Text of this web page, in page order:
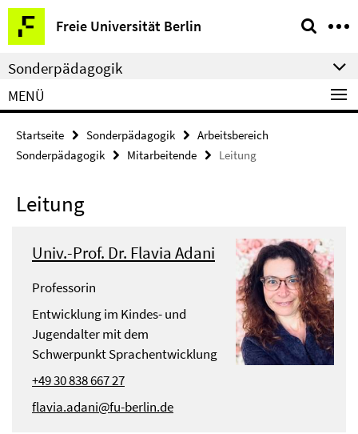
Springe
direkt
zu
Inhalt
Freie Universität Berlin
Service-
Navigation
Sonderpädagogik
MENÜ
Startseite Sonderpädagogik
Arbeitsbereich
Sonderpädagogik
Mitarbeitende Leitung
Leitung
Univ.-Prof. Dr. Flavia Adani
Professorin
Entwicklung im Kindes- und
Jugendalter mit dem
Schwerpunkt Sprachentwicklung
+49 30 838 667 27
flavia.adani@fu-berlin.de